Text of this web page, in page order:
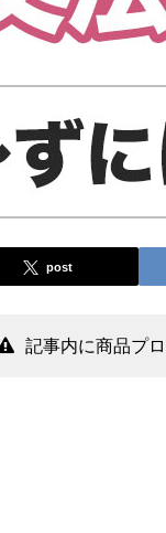
post
記事内に商品プ